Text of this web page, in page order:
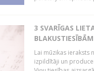
3 SVARĪGAS
BLAKUSTIESĪBĀM
Lai mūzikas ieraksts
izpildītāji un